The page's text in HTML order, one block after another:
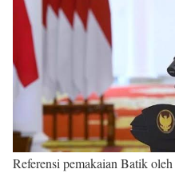
Referensi pemakaian Batik